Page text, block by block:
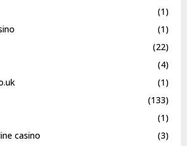
(1)
(1)
(22)
(4)
(1)
(133)
(1)
casino
(3)